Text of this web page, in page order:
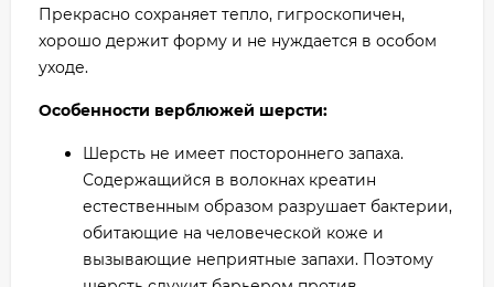
Прекрасно сохраняет тепло, гигроскопичен,
хорошо держит форму и не нуждается в особом
уходе.
Особенности верблюжей шерсти:
Шерсть не имеет постороннего запаха.
Содержащийся в волокнах креатин
естественным образом разрушает бактерии,
обитающие на человеческой коже и
вызывающие неприятные запахи. Поэтому